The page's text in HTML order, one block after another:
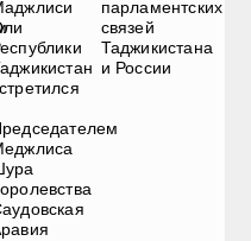
парламентских
связей
Таджикистана
и России